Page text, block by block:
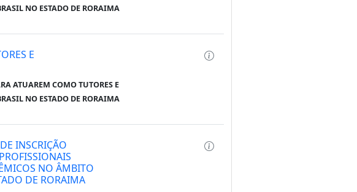
NO ESTADO DE RORAIMA
E
ATUAREM COMO TUTORES E
NO ESTADO DE RORAIMA
INSCRIÇÃO
NO ÂMBITO
DE RORAIMA